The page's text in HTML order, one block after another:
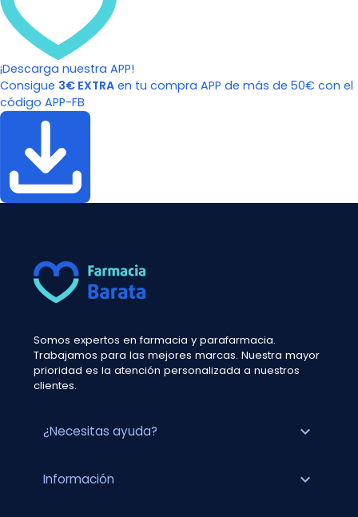
¡Descarga nuestra APP!
Consigue 3€ EXTRA en tu compra APP de más de 50€ con el
código APP-FB
Somos expertos en farmacia y parafarmacia.
Trabajamos para las mejores marcas. Nuestra mayor
prioridad es la atención personalizada a nuestros
clientes.
¿Necesitas ayuda? expand_more
Información expand_more